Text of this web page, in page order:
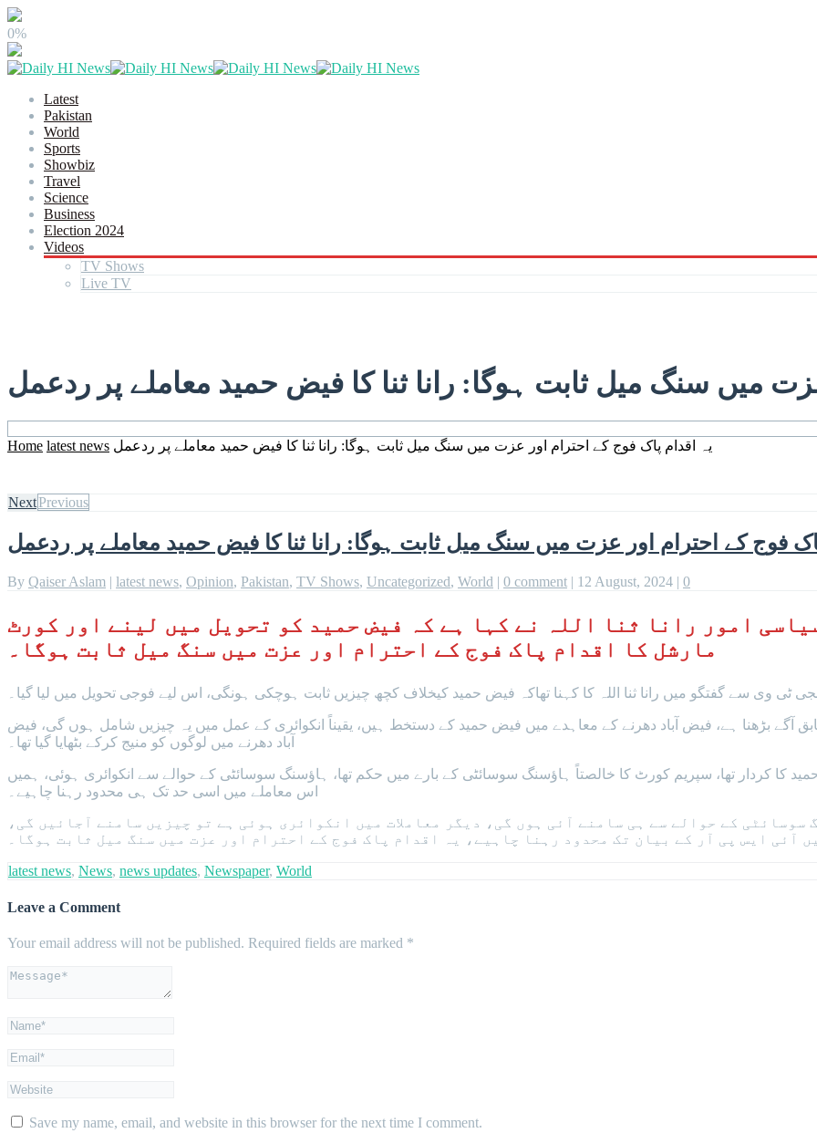
0%
Latest
Pakistan
World
Sports
Showbiz
Travel
Science
Business
Election 2024
Videos
TV Shows
Live TV
میں سنگ میل ثابت ہوگا: رانا ثنا کا فیض حمید معاملے پر ردعمل
Home latest news یہ اقدام پاک فوج کے احترام اور عزت میں سنگ میل ثابت ہوگا: رانا ثنا کا فیض حمید معاملے پر ردعمل
NextPrevious
فوج کے احترام اور عزت میں سنگ میل ثابت ہوگا: رانا ثنا کا فیض حمید معاملے پر ردعمل
By Qaiser Aslam | latest news, Opinion, Pakistan, TV Shows, Uncategorized, World | 0 comment | 12 August, 2024 | 0
امور رانا ثنا اللہ نے کہا ہے کہ فیض حمید کو تحویل میں لینے اور کورٹ
مارشل کا اقدام پاک فوج کے احترام اور عزت میں سنگ میل ثابت ہوگا۔
ٹی وی سے گفتگو میں رانا ثنا اللہ کا کہنا تھاکہ فیض حمید کیخلاف کچھ چیزیں ثابت ہوچکی ہونگی، اس لیے فوجی تحویل میں لیا گیا۔
بڑھنا ہے، فیض آباد دھرنے کے معاہدے میں فیض حمید کے دستخط ہیں، یقیناً انکوائری کے عمل میں یہ چیزیں شامل ہوں گی، فیض
آباد دھرنے میں لوگوں کو منیج کرکے بٹھایا گیا تھا۔
حمید کا کردار تھا، سپریم کورٹ کا خالصتاً ہاؤسنگ سوسائٹی کے بارے میں حکم تھا، ہاؤسنگ سوسائٹی کے حوالے سے انکوائری ہوئی، ہمیں
اس معاملے میں اسی حد تک ہی محدود رہنا چاہیے۔
کے حوالے سے ہی سامنے آئی ہوں گی، دیگر معاملات میں انکوائری ہوئی ہے تو چیزیں سامنے آجائیں گی،
آئی ایس پی آر کے بیان تک محدود رہنا چاہیے، یہ اقدام پاک فوج کے احترام اور عزت میں سنگ میل ثابت ہوگا۔
latest news, News, news updates, Newspaper, World
Leave a Comment
Your email address will not be published. Required fields are marked *
Save my name, email, and website in this browser for the next time I comment.